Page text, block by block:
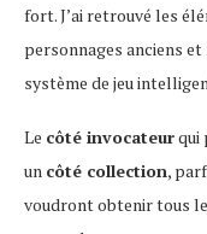
fort. J’ai retrouvé les
personnages anciens
système de jeu
Le côté invocateurqui
un côté collection,
voudront obtenir tous